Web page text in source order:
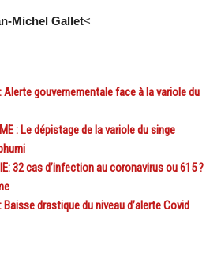
Michel Gallet<
Alerte gouvernementale face à la variole du
: Le dépistage de la variole du singe
32 cas d’infection au coronavirus ou 615 ?
Baisse drastique du niveau d’alerte Covid